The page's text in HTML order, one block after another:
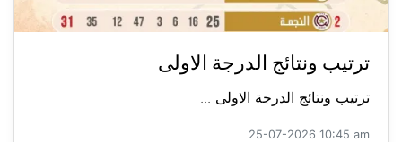
ترتيب ونتائج الدرجة الاولى
ترتيب ونتائج الدرجة الاولى ...
25-07-2026 10:45 am